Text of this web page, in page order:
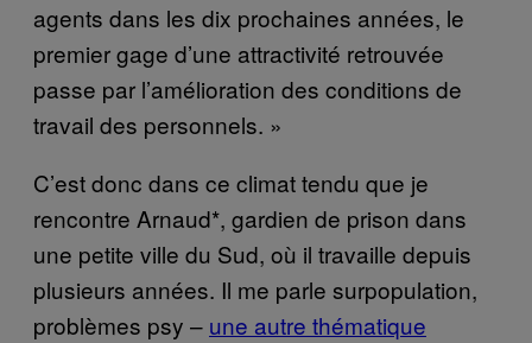
agents dans les dix prochaines années, le
premier gage d’une attractivité retrouvée
passe par l’amélioration des conditions de
travail des personnels. »
C’est donc dans ce climat tendu que je
rencontre Arnaud*, gardien de prison dans
une petite ville du Sud, où il travaille depuis
plusieurs années. Il me parle surpopulation,
problèmes psy – une autre thématique